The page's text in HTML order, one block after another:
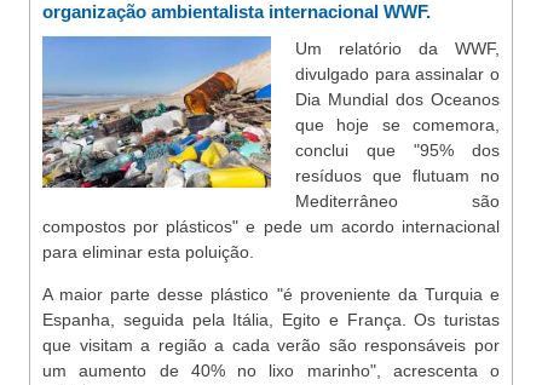
organização ambientalista internacional WWF.
Um relatório da WWF,
divulgado para assinalar o
Dia Mundial dos Oceanos
que hoje se comemora,
conclui que "95% dos
resíduos que flutuam no
Mediterrâneo são
compostos por plásticos" e pede um acordo internacional
para eliminar esta poluição.
A maior parte desse plástico "é proveniente da Turquia e
Espanha, seguida pela Itália, Egito e França. Os turistas
que visitam a região a cada verão são responsáveis por
um aumento de 40% no lixo marinho", acrescenta o